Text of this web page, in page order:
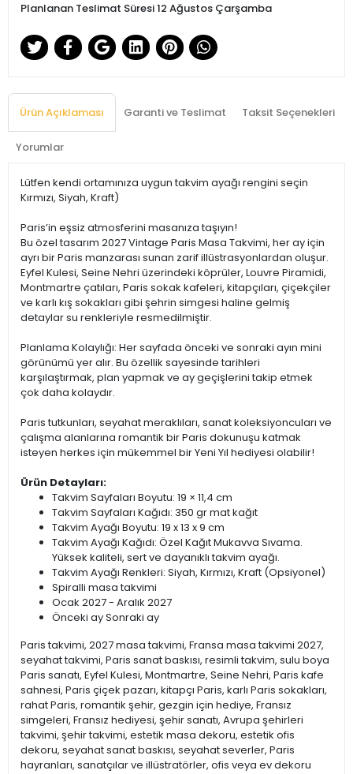
Planlanan Teslimat Süresi 12 Ağustos Çarşamba
Ürün Açıklaması Garanti ve Teslimat Taksit Seçenekleri
Yorumlar
Lütfen kendi ortamınıza uygun takvim ayağı rengini seçin
Kırmızı, Siyah, Kraft)
Paris’in eşsiz atmosferini masanıza taşıyın!
Bu özel tasarım 2027 Vintage Paris Masa Takvimi, her ay için
ayrı bir Paris manzarası sunan zarif illüstrasyonlardan oluşur.
Eyfel Kulesi, Seine Nehri üzerindeki köprüler, Louvre Piramidi,
Montmartre çatıları, Paris sokak kafeleri, kitapçıları, çiçekçiler
ve karlı kış sokakları gibi şehrin simgesi haline gelmiş
detaylar su renkleriyle resmedilmiştir.
Planlama Kolaylığı: Her sayfada önceki ve sonraki ayın mini
görünümü yer alır. Bu özellik sayesinde tarihleri
karşılaştırmak, plan yapmak ve ay geçişlerini takip etmek
çok daha kolaydır.
Paris tutkunları, seyahat meraklıları, sanat koleksiyoncuları ve
çalışma alanlarına romantik bir Paris dokunuşu katmak
isteyen herkes için mükemmel bir Yeni Yıl hediyesi olabilir!
Ürün Detayları:
Takvim Sayfaları Boyutu: 19 × 11,4 cm
Takvim Sayfaları Kağıdı: 350 gr mat kağıt
Takvim Ayağı Boyutu: 19 x 13 x 9 cm
Takvim Ayağı Kağıdı: Özel Kağıt Mukavva Sıvama.
Yüksek kaliteli, sert ve dayanıklı takvim ayağı.
Takvim Ayağı Renkleri: Siyah, Kırmızı, Kraft (Opsiyonel)
Spiralli masa takvimi
Ocak 2027 - Aralık 2027
Önceki ay Sonraki ay
Paris takvimi, 2027 masa takvimi, Fransa masa takvimi 2027,
seyahat takvimi, Paris sanat baskısı, resimli takvim, sulu boya
Paris sanatı, Eyfel Kulesi, Montmartre, Seine Nehri, Paris kafe
sahnesi, Paris çiçek pazarı, kitapçı Paris, karlı Paris sokakları,
rahat Paris, romantik şehir, gezgin için hediye, Fransız
simgeleri, Fransız hediyesi, şehir sanatı, Avrupa şehirleri
takvimi, şehir takvimi, estetik masa dekoru, estetik ofis
dekoru, seyahat sanat baskısı, seyahat severler, Paris
hayranları, sanatçılar ve illüstratörler, ofis veya ev dekoru